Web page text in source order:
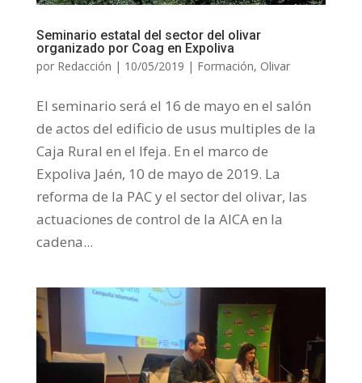
Seminario estatal del sector del olivar
organizado por Coag en Expoliva
por Redacción | 10/05/2019 | Formación, Olivar
El seminario será el 16 de mayo en el salón
de actos del edificio de usus multiples de la
Caja Rural en el Ifeja. En el marco de
Expoliva Jaén, 10 de mayo de 2019. La
reforma de la PAC y el sector del olivar, las
actuaciones de control de la AICA en la
cadena...